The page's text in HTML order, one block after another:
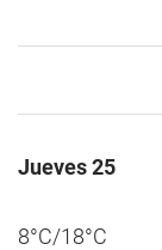
Jueves 25
8°C/18°C